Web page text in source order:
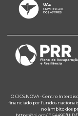
O CICS.NOVA - Centro
financiado por fundos nacionais
no âmbito dos